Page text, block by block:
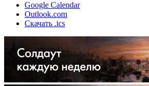
Google Calendar
Outlook.com
Скачать .ics